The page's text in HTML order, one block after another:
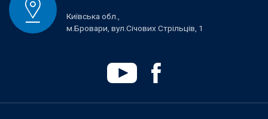
Київська обл.,
м.Бровари, вул.Січових Стрільців, 1